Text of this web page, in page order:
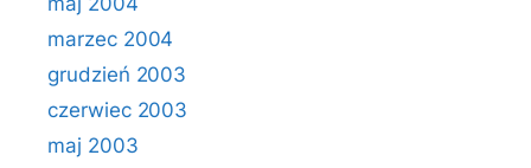
marzec 2004
grudzień 2003
czerwiec 2003
maj 2003